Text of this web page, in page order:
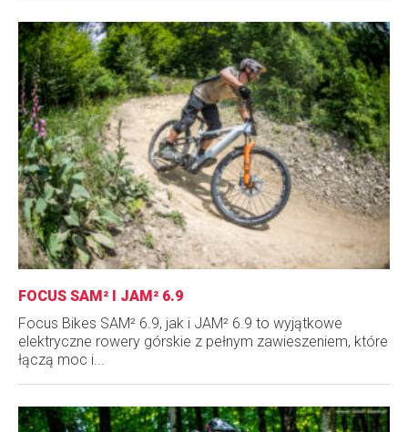
FOCUS SAM² I JAM² 6.9
Focus Bikes SAM² 6.9, jak i JAM² 6.9 to wyjątkowe
elektryczne rowery górskie z pełnym zawieszeniem, które
łączą moc i...